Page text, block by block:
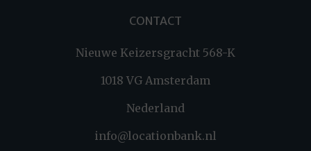
CONTACT
Nieuwe Keizersgracht 568-K
1018 VG Amsterdam
Nederland
info@locationbank.nl